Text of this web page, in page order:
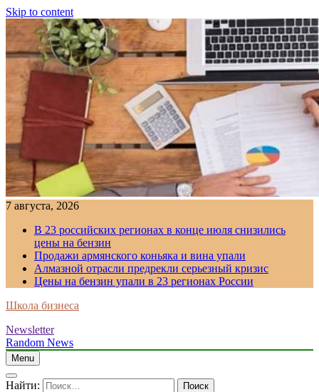
Skip to content
7 августа, 2026
В 23 российских регионах в конце июля снизились
цены на бензин
Продажи армянского коньяка и вина упали
Алмазной отрасли предрекли серьезный кризис
Цены на бензин упали в 23 регионах России
Школа бизнеса
Newsletter
Random News
Menu
Найти: